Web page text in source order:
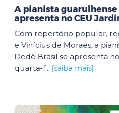
A pianista guarulhense
apresenta no CEU
Com repertório popular,
e Vinícius de Moraes, a
Dedê Brasil se apresenta
quarta-f... [saiba mais]